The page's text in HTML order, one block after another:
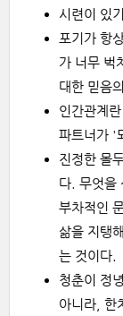
시련이 있
포기가 항
가 너무 벅
대한 믿음
인간관계
파트너가 '
진정한 몰
다. 무엇을
부차적인
삶을 지탱
는 것이다.
청춘이 정
아니라, 한